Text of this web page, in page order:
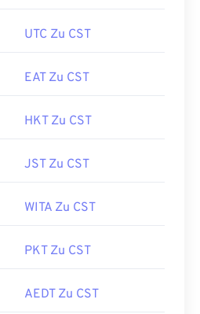
UTC Zu CST
EAT Zu CST
HKT Zu CST
JST Zu CST
WITA Zu CST
PKT Zu CST
AEDT Zu CST